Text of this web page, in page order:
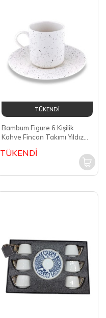
TÜKENDİ
Bambum Figure 6 Kişilik
Kahve Fincan Takımı Yıldız
TÜKENDİ